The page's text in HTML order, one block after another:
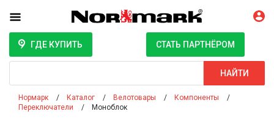
ГДЕ КУПИТЬ СТАТЬ ПАРТНЁРОМ
НАЙТИ
Нормарк Каталог Велотовары
Компоненты
Переключатели
Моноблок